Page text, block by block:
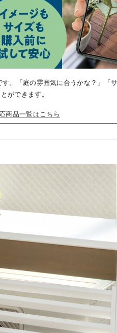
。「庭の雰囲気に合うかな？」「
ができます。
商品一覧はこちら